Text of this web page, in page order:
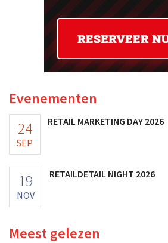
Evenementen
24
SEP
RETAIL MARKETING DAY 2026
19
NOV
RETAILDETAIL NIGHT 2026
Meest gelezen